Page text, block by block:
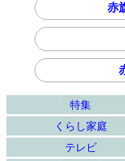
赤
特集
くらし家庭
テレビ